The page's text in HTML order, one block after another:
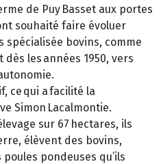
de Puy Basset aux portes
souhaité faire évoluer
spécialisée bovins, comme
les années 1950, vers
ce qui a facilité la
Simon Lacalmontie.
sur 67 hectares, ils
élèvent des bovins,
pondeuses qu’ils